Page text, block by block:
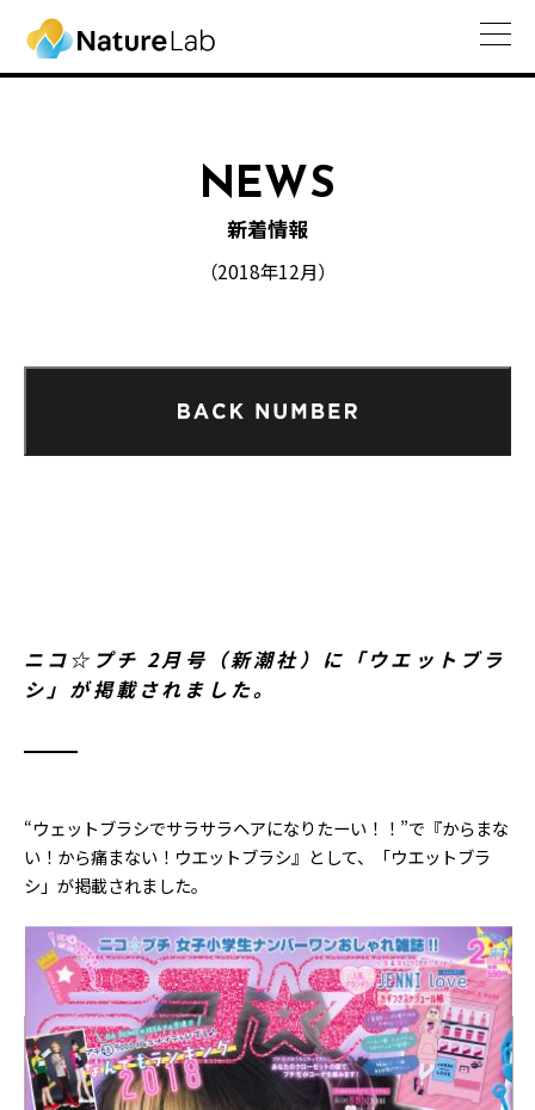
NEWS
新着情報
（2018年12月）
ニコ☆プチ 2月号（新潮社）に「ウエットブラ
シ」が掲載されました。
“ウェットブラシでサラサラヘアになりたーい！！”で『からまな
い！から痛まない！ウエットブラシ』として、「ウエットブラ
シ」が掲載されました。
メディア 18.12.22